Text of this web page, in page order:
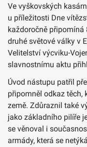
Ve vyškovských
u příležitosti Dne
každoročně
druhé světové války v
Velitelství výcviku-
slavnostnímu aktu
Úvod nástupu patřil
připomněl odkaz těch,
země. Zdůraznil také
jako základního pilíře
se věnoval i
armády, která se